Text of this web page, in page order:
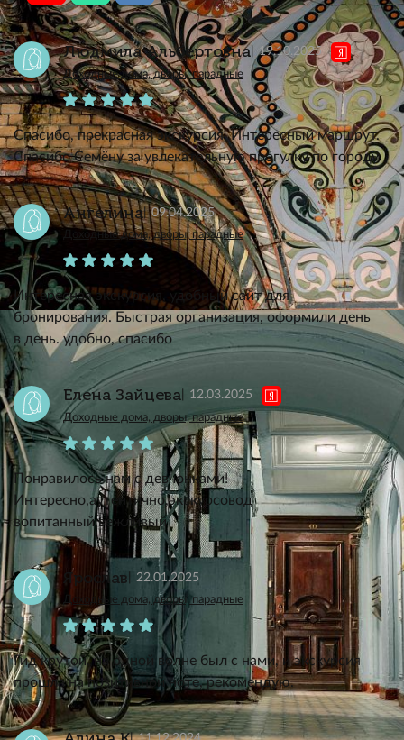
Людмила Альбертовна 19.10.2025
Доходные дома, дворы, парадные
Спасибо, прекрасная экскурсия. Интересный маршрут.
Спасибо Семёну за увлекательную прогулку по городу
Ангелина 09.04.2025
Доходные дома, дворы, парадные
Интересная экскурсия, удобный сайт для
бронирования. Быстрая организация, оформили день
в день. удобно, спасибо
Елена Зайцева 12.03.2025
Доходные дома, дворы, парадные
Понравилось нам с девчонками!
Интересно,аутентично,экскурсовод
вопитанный,вежливый
Ярослав 22.01.2025
Доходные дома, дворы, парадные
Гид крутой, на одной волне был с нами, и экскурсия
прошла на позитивной ноте, рекомендую.